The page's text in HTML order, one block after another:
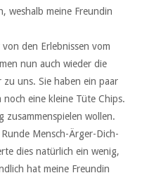
weshalb meine Freundin
den Erlebnissen vom
nun auch wieder die
uns. Sie haben ein paar
eine kleine Tüte Chips.
zusammenspielen wollen.
Mensch-Ärger-Dich-
dies natürlich ein wenig,
hat meine Freundin